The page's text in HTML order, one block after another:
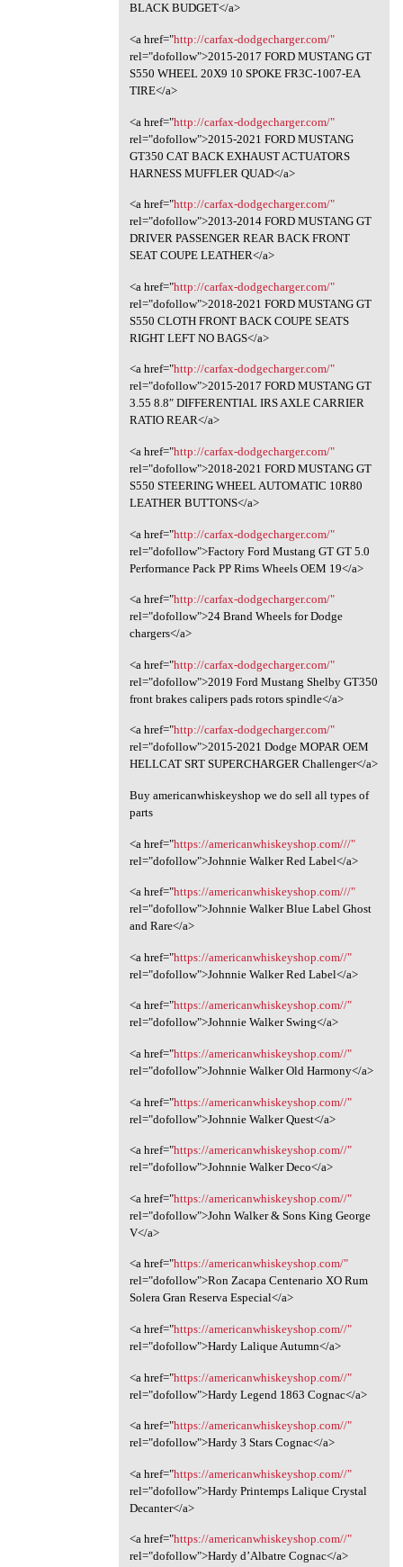
BLACK BUDGET</a>
<a href="http://carfax-dodgecharger.com/"
rel="dofollow">2015-2017 FORD MUSTANG GT
S550 WHEEL 20X9 10 SPOKE FR3C-1007-EA
TIRE</a>
<a href="http://carfax-dodgecharger.com/"
rel="dofollow">2015-2021 FORD MUSTANG
GT350 CAT BACK EXHAUST ACTUATORS
HARNESS MUFFLER QUAD</a>
<a href="http://carfax-dodgecharger.com/"
rel="dofollow">2013-2014 FORD MUSTANG GT
DRIVER PASSENGER REAR BACK FRONT
SEAT COUPE LEATHER</a>
<a href="http://carfax-dodgecharger.com/"
rel="dofollow">2018-2021 FORD MUSTANG GT
S550 CLOTH FRONT BACK COUPE SEATS
RIGHT LEFT NO BAGS</a>
<a href="http://carfax-dodgecharger.com/"
rel="dofollow">2015-2017 FORD MUSTANG GT
3.55 8.8″ DIFFERENTIAL IRS AXLE CARRIER
RATIO REAR</a>
<a href="http://carfax-dodgecharger.com/"
rel="dofollow">2018-2021 FORD MUSTANG GT
S550 STEERING WHEEL AUTOMATIC 10R80
LEATHER BUTTONS</a>
<a href="http://carfax-dodgecharger.com/"
rel="dofollow">Factory Ford Mustang GT GT 5.0
Performance Pack PP Rims Wheels OEM 19</a>
<a href="http://carfax-dodgecharger.com/"
rel="dofollow">24 Brand Wheels for Dodge
chargers</a>
<a href="http://carfax-dodgecharger.com/"
rel="dofollow">2019 Ford Mustang Shelby GT350
front brakes calipers pads rotors spindle</a>
<a href="http://carfax-dodgecharger.com/"
rel="dofollow">2015-2021 Dodge MOPAR OEM
HELLCAT SRT SUPERCHARGER Challenger</a>
Buy americanwhiskeyshop we do sell all types of
parts
<a href="https://americanwhiskeyshop.com///"
rel="dofollow">Johnnie Walker Red Label</a>
<a href="https://americanwhiskeyshop.com///"
rel="dofollow">Johnnie Walker Blue Label Ghost
and Rare</a>
<a href="https://americanwhiskeyshop.com//"
rel="dofollow">Johnnie Walker Red Label</a>
<a href="https://americanwhiskeyshop.com//"
rel="dofollow">Johnnie Walker Swing</a>
<a href="https://americanwhiskeyshop.com//"
rel="dofollow">Johnnie Walker Old Harmony</a>
<a href="https://americanwhiskeyshop.com//"
rel="dofollow">Johnnie Walker Quest</a>
<a href="https://americanwhiskeyshop.com//"
rel="dofollow">Johnnie Walker Deco</a>
<a href="https://americanwhiskeyshop.com//"
rel="dofollow">John Walker & Sons King George
V</a>
<a href="https://americanwhiskeyshop.com/"
rel="dofollow">Ron Zacapa Centenario XO Rum
Solera Gran Reserva Especial</a>
<a href="https://americanwhiskeyshop.com//"
rel="dofollow">Hardy Lalique Autumn</a>
<a href="https://americanwhiskeyshop.com//"
rel="dofollow">Hardy Legend 1863 Cognac</a>
<a href="https://americanwhiskeyshop.com//"
rel="dofollow">Hardy 3 Stars Cognac</a>
<a href="https://americanwhiskeyshop.com//"
rel="dofollow">Hardy Printemps Lalique Crystal
Decanter</a>
<a href="https://americanwhiskeyshop.com//"
rel="dofollow">Hardy d’Albatre Cognac</a>